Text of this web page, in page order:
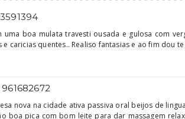
uma boa mulata travesti ousada e gulosa com
caricias quentes.. Realiso fantasias e ao fim dou
nova na cidade ativa passiva oral beijos de
boa pica com bom leite para dar massagem